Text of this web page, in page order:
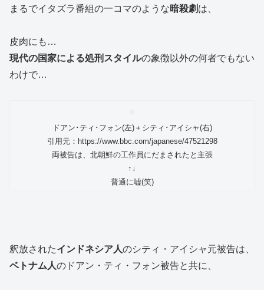
まるでイタズラ番組の一コマのような暗殺劇 は、
皮肉にも…
現代の国家による処刑スタイルの象徴以外の何者でもない
わけで…
ドアン･ティ･フォン(左)＋シティ･アイシャ(右)
引用元：https://www.bbc.com/japanese/47521298
両被告は、北朝鮮の工作員にだまされたと主張
↑↓
普通に嘘(笑)
釈放されたインドネシア人のシティ・アイシャ元被告は、
ベトナム人のドアン・ティ・フォン被告と共に、